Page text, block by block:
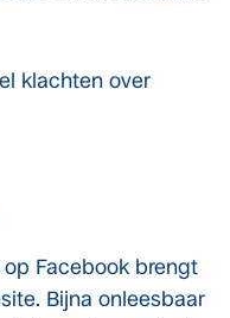
klachten over
Facebook brengt
Bijna onleesbaar